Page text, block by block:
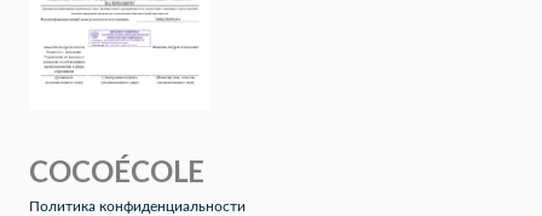
COCOÉCOLE
Политика конфиденциальности